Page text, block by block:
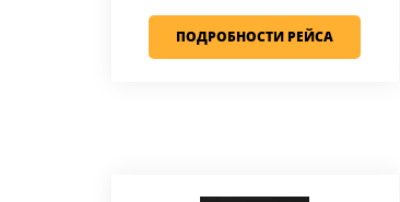
ПОДРОБНОСТИ РЕЙСА